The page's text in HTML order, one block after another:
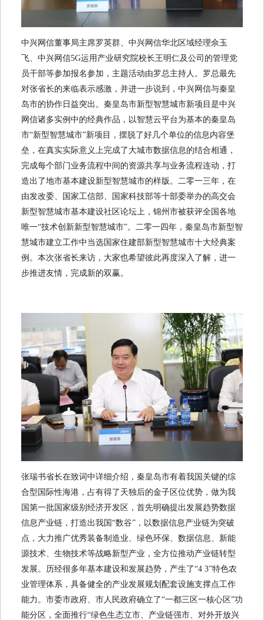
中兴网信董事局主席罗英群、中兴网信华北区域经理佘玉
飞、中兴网信5G运用产业研究院校长王明仁及公司的管理党
员干部等参加报名参加，主题活动由罗总主持人。罗总最先
对张省长的来临表示感激，并进一步说到，中兴网信与秦皇
岛市的协作日益突出。秦皇岛市新型智慧城市新项目是中兴
网信诸多实例中的经典作品，以智慧云平台为基本的秦皇岛
市“新型智慧城市”新项目，摆脱了好几个单位的信息内容堡
垒，在真实实际意义上完成了大城市数据信息的结合相通，
完成每个部门业务流程中间的资源共享与业务流程连动，打
造出了地市基本建设新型智慧城市的样版。二零一三年，在
由发改委、国家工信部、国家科技部等十部委举办的高交会
新型智慧城市基本建设社区论坛上，锦州市被获评全国各地
唯一“技术创新新型智慧城市”。二零一四年，秦皇岛市新型智
慧城市建立工作中当选国家住建部新型智慧城市十大经典案
例。本次张省长来访，大家也希望彼此再度深入了解，进一
步推进友情，完成新的双赢。
张瑞书省长在致词中详细介绍，秦皇岛市有着我国关键的综
合型国际性海港，占有得了天独后的金子区位优势，做为我
国第一批国家级别经济开发区，首先明确提出发展趋势数据
信息产业链，打造出我国“数谷”，以数据信息产业链为突破
点，大力推广优秀装备制造业、绿色环保、数据信息、新能
源技术、生物技术等战略新型产业，全方位推动产业链转型
发展。历经很多年基本建设和发展趋势，产生了“4 3”特色农
业管理体系，具备健全的产业发展规划配套设施支撑点工作
能力。市委市政府、市人民政府确立了“一都三区一核心区”功
能分区，全面推行“绿色生态立市、产业链强市、对外开放兴